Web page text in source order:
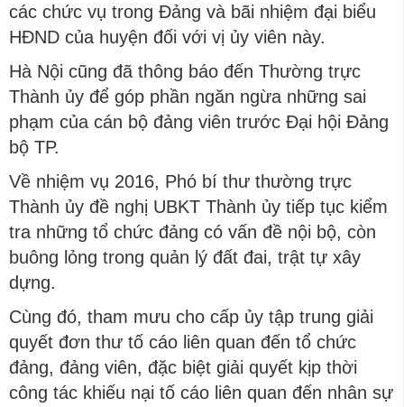
các chức vụ trong Đảng và bãi nhiệm đại biểu
HĐND của huyện đối với vị ủy viên này.
Hà Nội cũng đã thông báo đến Thường trực
Thành ủy để góp phần ngăn ngừa những sai
phạm của cán bộ đảng viên trước Đại hội Đảng
bộ TP.
Về nhiệm vụ 2016, Phó bí thư thường trực
Thành ủy đề nghị UBKT Thành ủy tiếp tục kiểm
tra những tổ chức đảng có vấn đề nội bộ, còn
buông lỏng trong quản lý đất đai, trật tự xây
dựng.
Cùng đó, tham mưu cho cấp ủy tập trung giải
quyết đơn thư tố cáo liên quan đến tổ chức
đảng, đảng viên, đặc biệt giải quyết kịp thời
công tác khiếu nại tố cáo liên quan đến nhân sự